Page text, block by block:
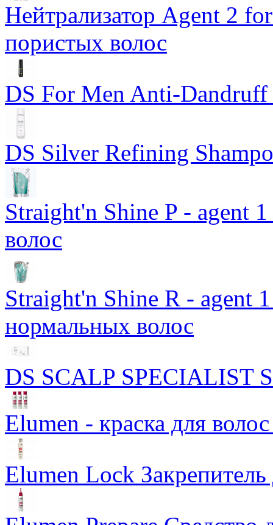
Нейтрализатор Agent 2
пористых волос
DS For Men Anti-Dandruff
DS Silver Refining
Straight'n Shine P - agent
волос
Straight'n Shine R - agent
нормальных волос
DS SCALP SPECIALIST
Elumen - краска для
Elumen Lock